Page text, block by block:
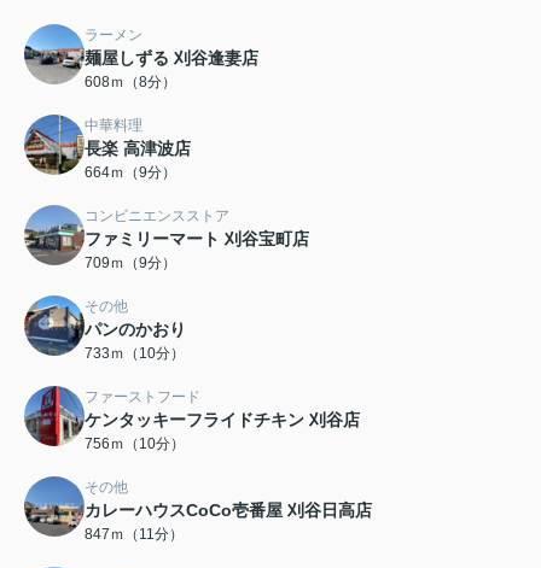
ラーメン
麺屋しずる 刈谷逢妻店
608ｍ（8分）
中華料理
長楽 高津波店
664ｍ（9分）
コンビニエンスストア
ファミリーマート 刈谷宝町店
709ｍ（9分）
その他
パンのかおり
733ｍ（10分）
ファーストフード
ケンタッキーフライドチキン 刈谷店
756ｍ（10分）
その他
カレーハウスCoCo壱番屋 刈谷日高店
847ｍ（11分）